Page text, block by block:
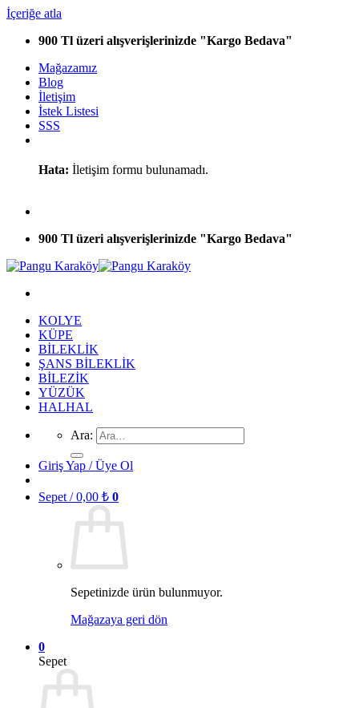
İçeriğe atla
900 Tl üzeri alışverişlerinizde "Kargo Bedava"
Mağazamız
Blog
İletişim
İstek Listesi
SSS
Hata: İletişim formu bulunamadı.
900 Tl üzeri alışverişlerinizde "Kargo Bedava"
KOLYE
KÜPE
BİLEKLİK
ŞANS BİLEKLİK
BİLEZİK
YÜZÜK
HALHAL
Ara:
Giriş Yap / Üye Ol
Sepet /0,00 ₺ 0
Sepetinizde ürün bulunmuyor.
Mağazaya geri dön
0
Sepet